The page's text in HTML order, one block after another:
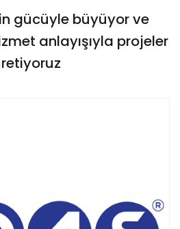
gücüyle büyüyor ve
anlayışıyla projeler